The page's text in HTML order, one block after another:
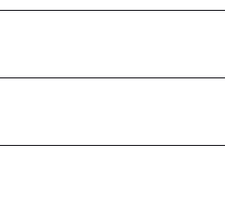
Нижегородская
Республика
Томская
Județul Argeș
Al Madinah
Northern
Војводина